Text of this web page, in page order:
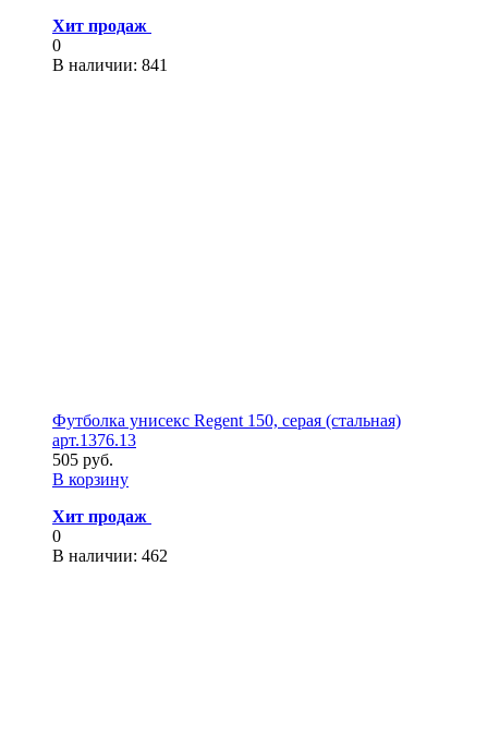
Хит продаж
0
В наличии: 841
Футболка унисекс Regent 150, серая (стальная)
арт.1376.13
505 руб.
В корзину
Хит продаж
0
В наличии: 462